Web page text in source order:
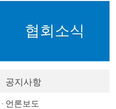
협회소식
공지사항
언론보도